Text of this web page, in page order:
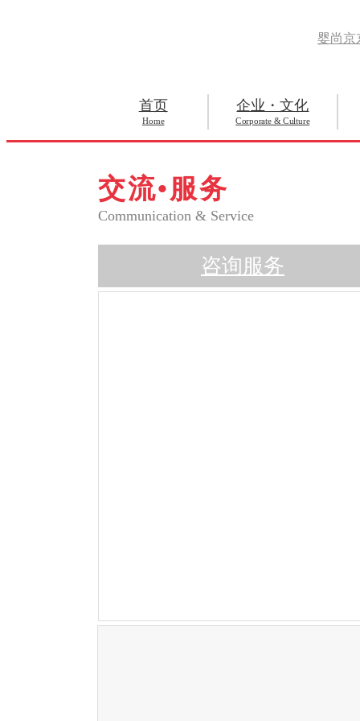
婴尚京
首页
Home
企业・文化
Corporate & Culture
交流•服务
Communication & Service
咨询服务